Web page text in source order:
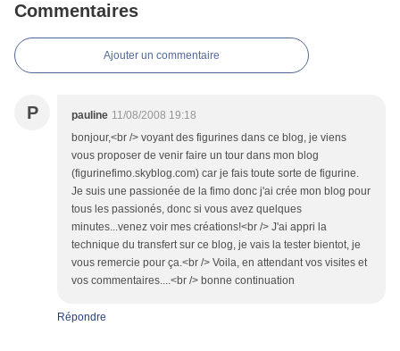
Commentaires
Ajouter un commentaire
P pauline 11/08/2008 19:18
bonjour,<br /> voyant des figurines dans ce blog, je viens
vous proposer de venir faire un tour dans mon blog
(figurinefimo.skyblog.com) car je fais toute sorte de figurine.
Je suis une passionée de la fimo donc j'ai crée mon blog pour
tous les passionés, donc si vous avez quelques
minutes...venez voir mes créations!<br /> J'ai appri la
technique du transfert sur ce blog, je vais la tester bientot, je
vous remercie pour ça.<br /> Voila, en attendant vos visites et
vos commentaires....<br /> bonne continuation
Répondre